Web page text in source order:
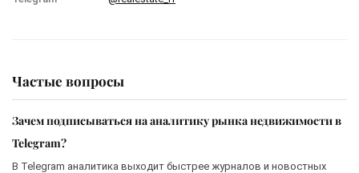
Частые вопросы
Зачем подписываться на аналитику рынка недвижимости в
Telegram?
В Telegram аналитика выходит быстрее журналов и новостных